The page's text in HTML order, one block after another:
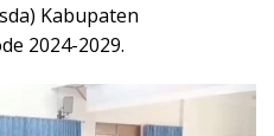
Kabupaten
2024-2029.